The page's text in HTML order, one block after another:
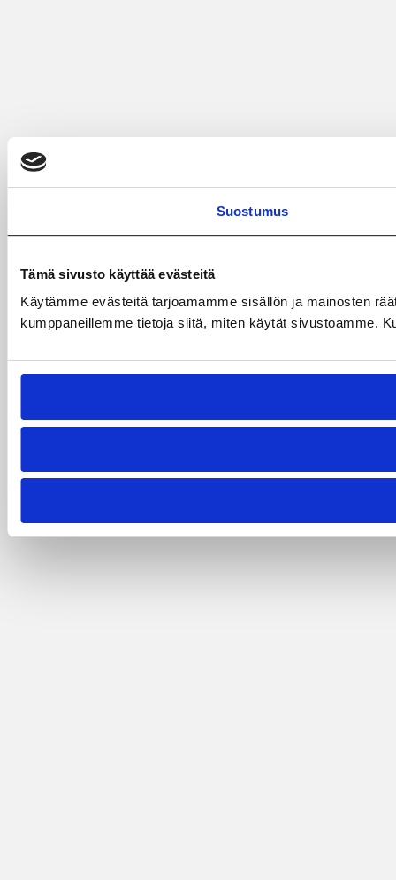
Suostumus
Tämä sivusto käyttää evästeitä
Käytämme evästeitä tarjoamamme sisällön ja mainosten
kumppaneillemme tietoja siitä, miten käytät sivustoamme.